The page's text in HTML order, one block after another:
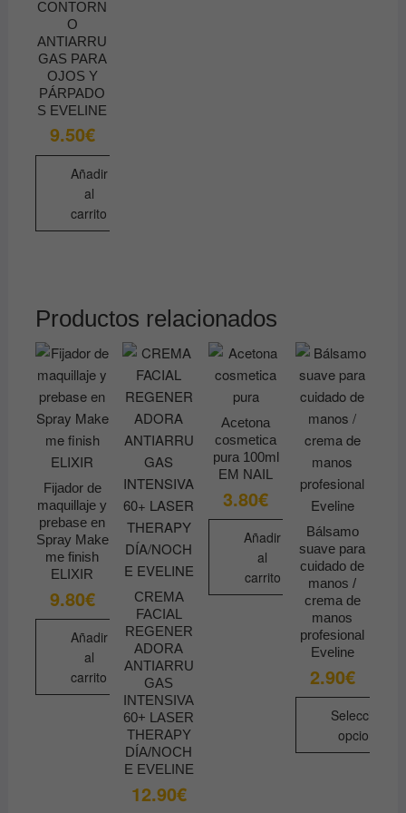
CONTORN
O
ANTIARRU
GAS PARA
OJOS Y
PÁRPADO
S EVELINE
9.50€
Añadir
al
carrito
Productos relacionados
Fijador de
maquillaje y
prebase en
Spray Make
me finish
ELIXIR
9.80€
Añadir
al
carrito
CREMA
FACIAL
REGENER
ADORA
ANTIARRU
GAS
INTENSIVA
60+ LASER
THERAPY
DÍA/NOCH
E EVELINE
12.90€
Acetona
cosmetica
pura 100ml
EM NAIL
3.80€
Añadir
al
carrito
Bálsamo
suave para
cuidado de
manos /
crema de
manos
profesional
Eveline
2.90€
Seleccionar
opciones